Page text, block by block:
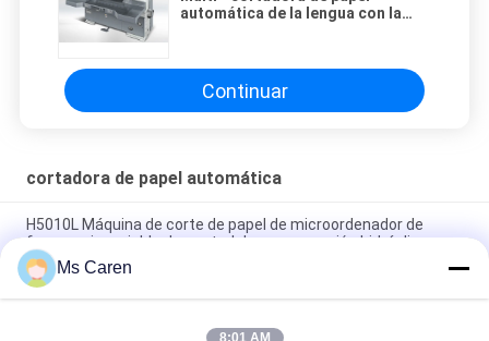
automática de la lengua con la
Continuar
cortadora de papel automática
H5010L Máquina de corte de papel de microordenador de
frecuencia variable de control de programación hidráulica
Máquina de corte de papel para tubos de hojas del modelo
1600 NC
Ms Caren
8:01 AM